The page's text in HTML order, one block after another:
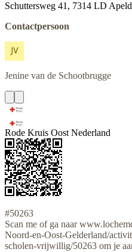
Schuttersweg 41, 7314 LD
Contactpersoon
Jenine van de Schootbrugge
Rode Kruis Oost Nederland
#50263
Scan me of ga naar
Noord-en-Oost-Gelderland/
scholen-vrijwillig/50263 om je